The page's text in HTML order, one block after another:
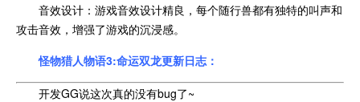
音效设计：游戏音效设计精良，每个随行兽都有独特的叫声和
攻击音效，增强了游戏的沉浸感。
怪物猎人物语3:命运双龙更新日志：
开发GG说这次真的没有bug了~